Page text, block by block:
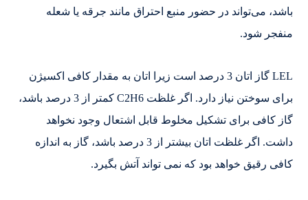
باشد، می‌تواند در حضور منبع احتراق مانند جرقه یا شعله
منفجر شود.
LEL گاز اتان 3 درصد است زیرا اتان به مقدار کافی اکسیژن
برای سوختن نیاز دارد. اگر غلظت C2H6 کمتر از 3 درصد باشد،
گاز کافی برای تشکیل مخلوط قابل اشتعال وجود نخواهد
داشت. اگر غلظت اتان بیشتر از 3 درصد باشد، گاز به اندازه
کافی رقیق خواهد بود که نمی تواند آتش بگیرد.